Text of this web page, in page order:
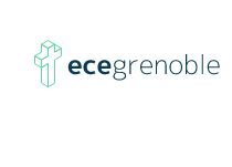
ECE
À propos